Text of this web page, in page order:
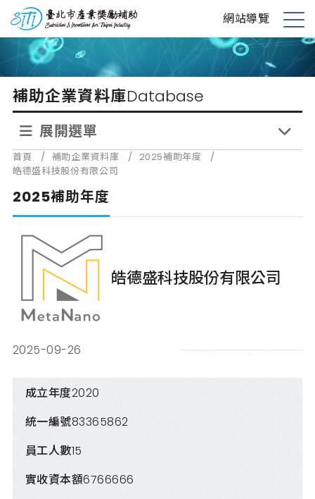
到
內
台北市產業獎勵補助 網站導覽
展
單
補助企業資料庫Database
展開選單
首頁 / 補助企業資料庫 / 2025補助年度
/
皓德盛科技股份有限公司
2025補助年度
皓德盛科技股份有限公司
2025-09-26
成立年度2020
統一編號83365862
員工人數15
實收資本額6766666